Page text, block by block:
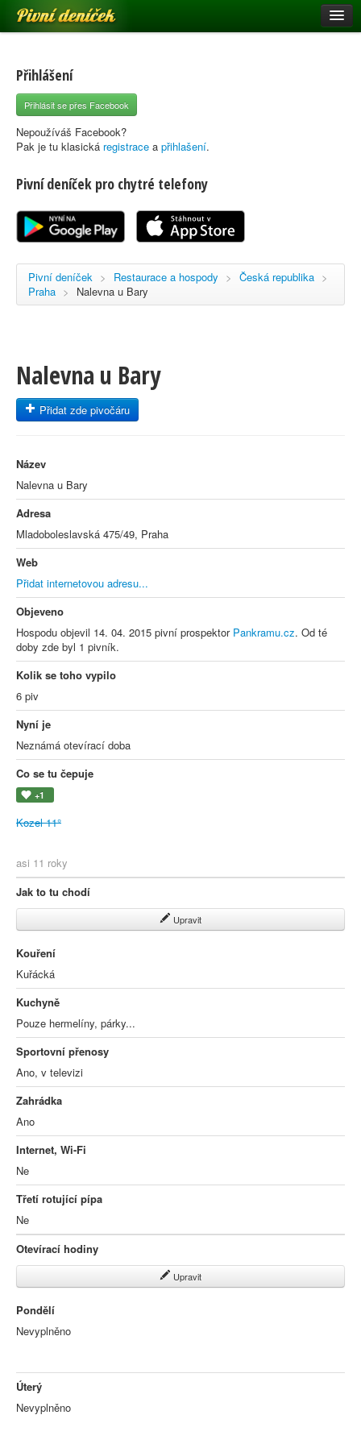
Pivní deníček
Pivní mapa
Pivní značky
Nápověda
Registrace
Přihlášení
Přihlásit se přes Facebook
Nepoužíváš Facebook?
Pak je tu klasická registrace a přihlašení.
Pivní deníček pro chytré telefony
Pivní deníček > Restaurace a hospody > Česká republika >
Praha > Nalevna u Bary
Nalevna u Bary
Přidat zde pivočáru
Název
Nalevna u Bary
Adresa
Mladoboleslavská 475/49, Praha
Web
Přidat internetovou adresu...
Objeveno
Hospodu objevil 14. 04. 2015 pivní prospektor Pankramu.cz. Od té
doby zde byl 1 pivník.
Kolik se toho vypilo
6 piv
Nyní je
Neznámá otevírací doba
Co se tu čepuje
+1
Kozel 11°
asi 11 roky
Jak to tu chodí
Upravit
Kouření
Kuřácká
Kuchyně
Pouze hermelíny, párky...
Sportovní přenosy
Ano, v televizi
Zahrádka
Ano
Internet, Wi-Fi
Ne
Třetí rotující pípa
Ne
Otevírací hodiny
Upravit
Pondělí
Nevyplněno
Úterý
Nevyplněno